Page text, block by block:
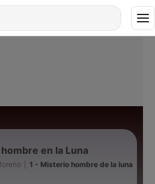
en la Luna
1 - Misterio hombre de la luna